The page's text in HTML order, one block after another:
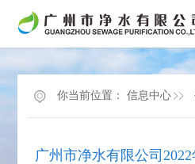
你当前位置： 信息中心
广州市净水有限公司